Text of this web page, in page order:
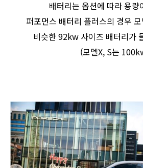
배터리는 옵션에 따라 용량
퍼포먼스 배터리 플러스의 경우
비슷한 92kw 사이즈 배터리가
(모델X, S는